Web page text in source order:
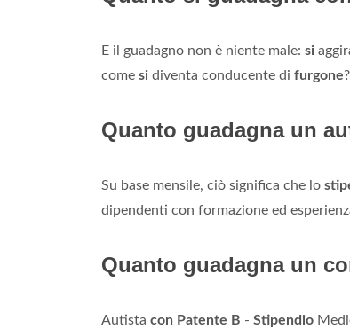
E il guadagno non è niente male: si
come si diventa conducente di furgone?
Quanto guadagna un
Su base mensile, ciò significa che lo
dipendenti con formazione ed
Quanto guadagna un
Autista con Patente B - Stipendio